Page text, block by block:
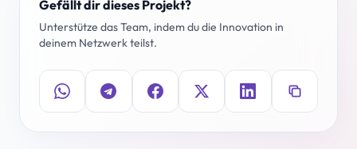
Gefällt dir dieses Projekt?
Unterstütze das Team, indem du die Innovation in
deinem Netzwerk teilst.